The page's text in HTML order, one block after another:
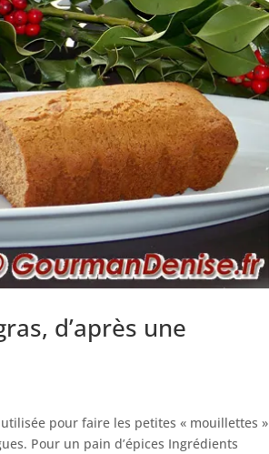
d’après une
pour faire les petites « mouillettes »
Pour un pain d’épices Ingrédients